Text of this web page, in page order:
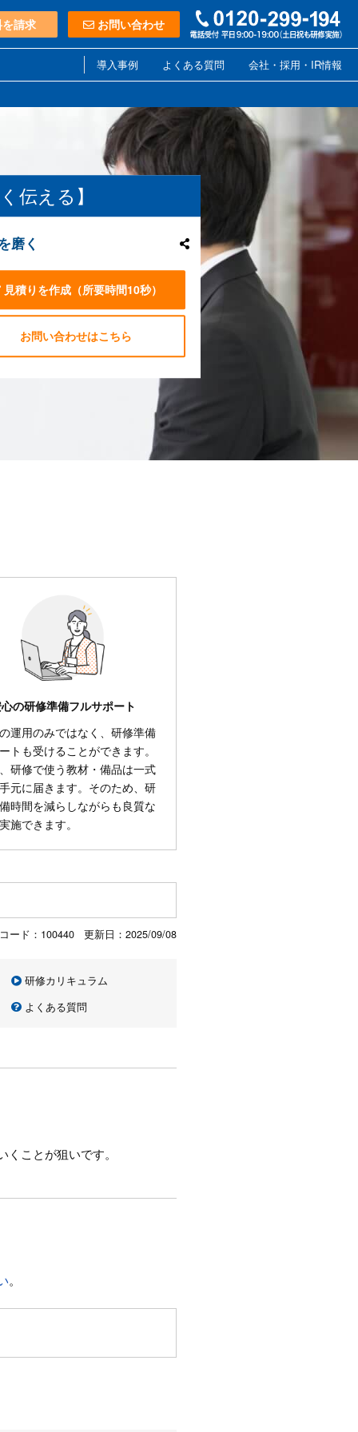
請求 お問い合わせ
導入事例 よくある質問
会社・採用・IR情報
伝える】
磨く
見積りを作成 （所要時間10秒）
お問い合わせはこちら
の研修準備フルサポート
運用のみではなく、研修準備
トも受けることができます。
研修で使う教材・備品は一式
元に届きます。そのため、研
時間を減らしながらも良質な
施できます。
ード：100440 更新日： 2025/09/08
研修カリキュラム
よくある質問
ことが狙いです。
。